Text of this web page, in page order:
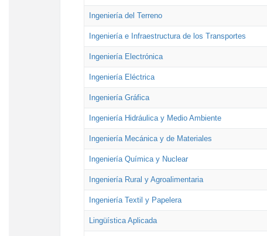
Ingeniería del Terreno
Ingeniería e Infraestructura de los Transportes
Ingeniería Electrónica
Ingeniería Eléctrica
Ingeniería Gráfica
Ingeniería Hidráulica y Medio Ambiente
Ingeniería Mecánica y de Materiales
Ingeniería Química y Nuclear
Ingeniería Rural y Agroalimentaria
Ingeniería Textil y Papelera
Lingüística Aplicada